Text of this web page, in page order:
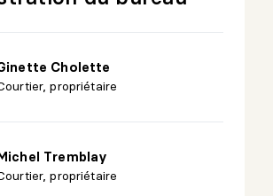
Cholette
propriétaire
Tremblay
propriétaire